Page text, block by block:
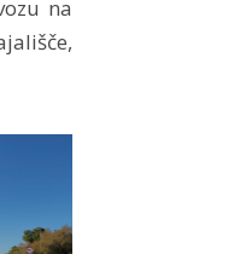
na